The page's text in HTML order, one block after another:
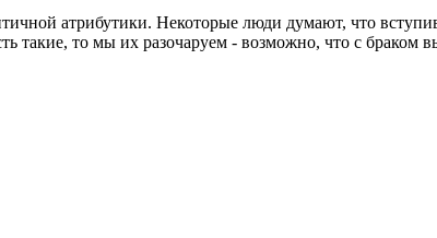
атрибутики. Некоторые люди думают, что
такие, то мы их разочаруем - возможно, что с браком